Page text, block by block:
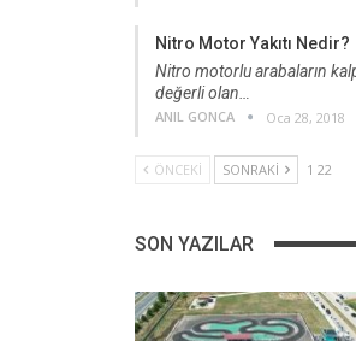
Nitro Motor Yakıtı Nedir?
Nitro motorlu arabaların
değerli olan…
ANIL GONCA Oca 28, 2018
ÖNCEKI SONRAKI 1 22
SON YAZILAR